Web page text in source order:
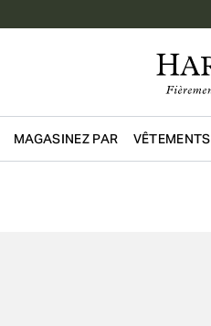
MAGASINEZ PAR VÊTEMENTS